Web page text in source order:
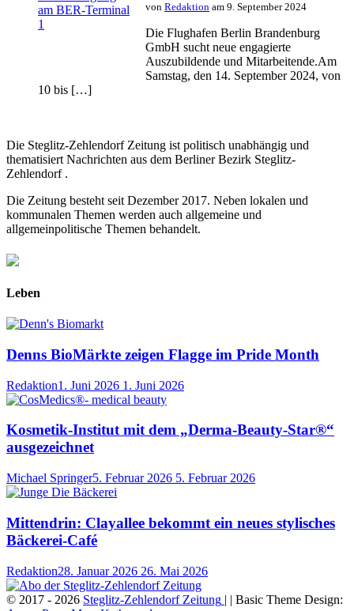
von Redaktion am 9. September 2024
Die Flughafen Berlin Brandenburg
GmbH sucht neue engagierte
Auszubildende und Mitarbeitende.Am
Samstag, den 14. September 2024, von
10 bis […]
Die Steglitz-Zehlendorf Zeitung ist politisch unabhängig und
thematisiert Nachrichten aus dem Berliner Bezirk Steglitz-
Zehlendorf .
Die Zeitung besteht seit Dezember 2017. Neben lokalen und
kommunalen Themen werden auch allgemeine und
allgemeinpolitische Themen behandelt.
Leben
Denns BioMärkte zeigen Flagge im Pride Month
Redaktion1. Juni 2026 1. Juni 2026
Kosmetik-Institut mit dem „Derma-Beauty-Star®“
ausgezeichnet
Michael Springer5. Februar 2026 5. Februar 2026
Mittendrin: Clayallee bekommt ein neues stylisches
Bäckerei-Café
Redaktion28. Januar 2026 26. Mai 2026
© 2017 - 2026 Steglitz-Zehlendorf Zeitung | | Basic Theme Design: